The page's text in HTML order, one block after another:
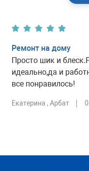
Ремонт на дому
Просто шик и
идеально,да и
все понравилось!
Екатерина , Арбат